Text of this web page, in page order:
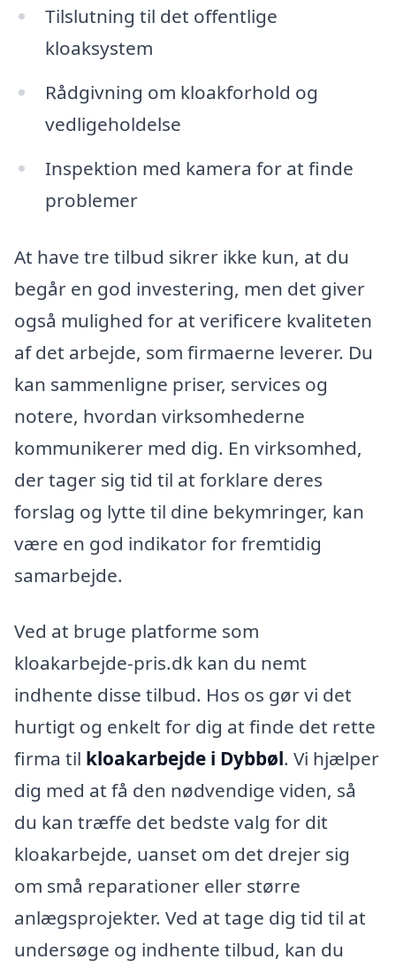
Tilslutning til det offentlige
kloaksystem
Rådgivning om kloakforhold og
vedligeholdelse
Inspektion med kamera for at finde
problemer
At have tre tilbud sikrer ikke kun, at du
begår en god investering, men det giver
også mulighed for at verificere kvaliteten
af det arbejde, som firmaerne leverer. Du
kan sammenligne priser, services og
notere, hvordan virksomhederne
kommunikerer med dig. En virksomhed,
der tager sig tid til at forklare deres
forslag og lytte til dine bekymringer, kan
være en god indikator for fremtidig
samarbejde.
Ved at bruge platforme som
kloakarbejde-pris.dk kan du nemt
indhente disse tilbud. Hos os gør vi det
hurtigt og enkelt for dig at finde det rette
firma til kloakarbejde i Dybbøl. Vi hjælper
dig med at få den nødvendige viden, så
du kan træffe det bedste valg for dit
kloakarbejde, uanset om det drejer sig
om små reparationer eller større
anlægsprojekter. Ved at tage dig tid til at
undersøge og indhente tilbud, kan du